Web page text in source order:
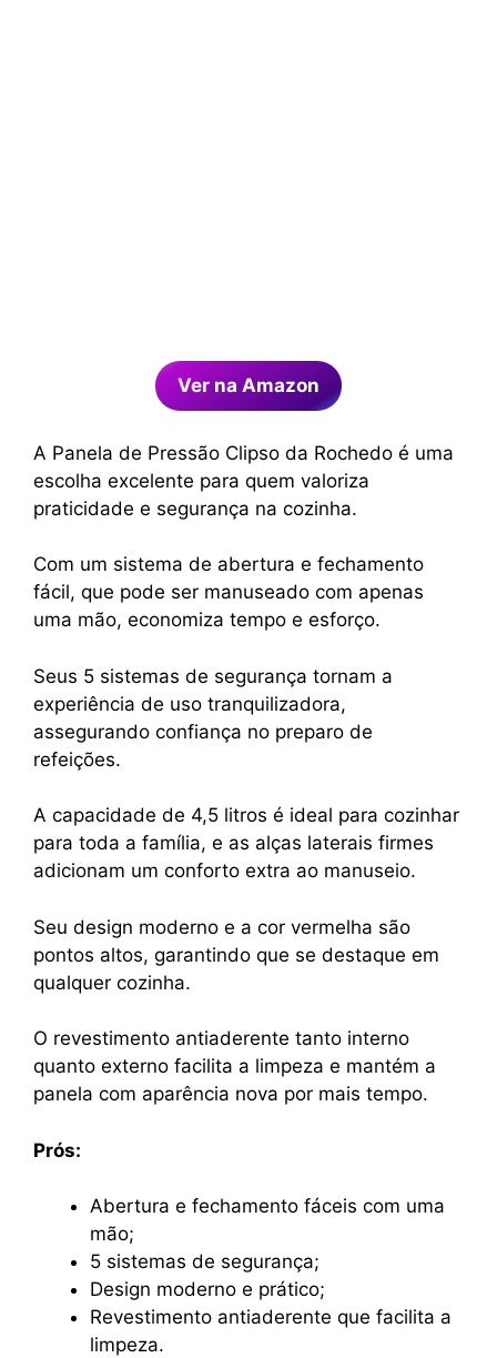
Ver na Amazon
A Panela de Pressão Clipso da Rochedo é uma
escolha excelente para quem valoriza
praticidade e segurança na cozinha.
Com um sistema de abertura e fechamento
fácil, que pode ser manuseado com apenas
uma mão, economiza tempo e esforço.
Seus 5 sistemas de segurança tornam a
experiência de uso tranquilizadora,
assegurando confiança no preparo de
refeições.
A capacidade de 4,5 litros é ideal para cozinhar
para toda a família, e as alças laterais firmes
adicionam um conforto extra ao manuseio.
Seu design moderno e a cor vermelha são
pontos altos, garantindo que se destaque em
qualquer cozinha.
O revestimento antiaderente tanto interno
quanto externo facilita a limpeza e mantém a
panela com aparência nova por mais tempo.
Prós:
Abertura e fechamento fáceis com uma
mão;
5 sistemas de segurança;
Design moderno e prático;
Revestimento antiaderente que facilita a
limpeza.